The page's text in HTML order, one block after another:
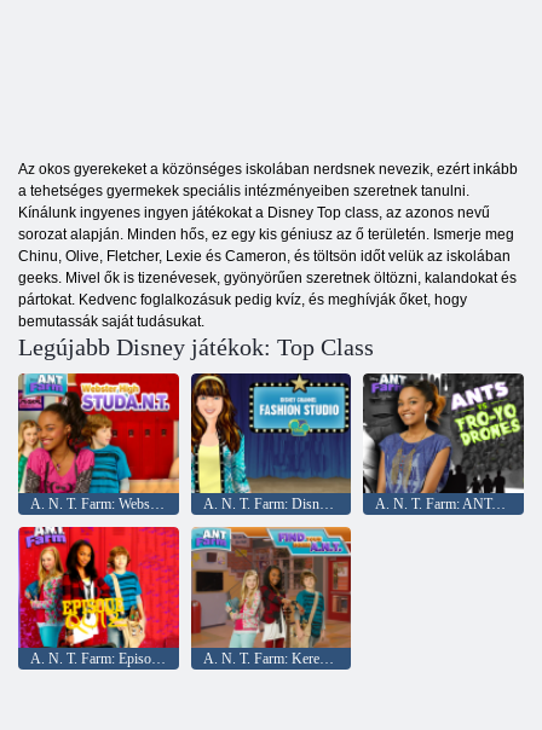
Az okos gyerekeket a közönséges iskolában nerdsnek nevezik, ezért inkább
a tehetséges gyermekek speciális intézményeiben szeretnek tanulni.
Kínálunk ingyenes ingyen játékokat a Disney Top class, az azonos nevű
sorozat alapján. Minden hős, ez egy kis géniusz az ő területén. Ismerje meg
Chinu, Olive, Fletcher, Lexie és Cameron, és töltsön időt velük az iskolában
geeks. Mivel ők is tizenévesek, gyönyörűen szeretnek öltözni, kalandokat és
pártokat. Kedvenc foglalkozásuk pedig kvíz, és meghívják őket, hogy
bemutassák saját tudásukat.
Legújabb Disney játékok: Top Class
A. N. T. Farm: Webster magas STUDA. N. T. A. N. T. Farm: Disney Channel Fashion Stúdió A. N. T. Farm: ANTs vs. Fro-Yo Drones
A. N. T. Farm: Keresse meg a belső A. N. T.